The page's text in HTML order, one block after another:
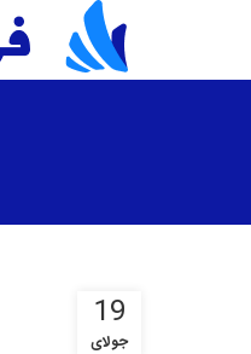
19
جولای